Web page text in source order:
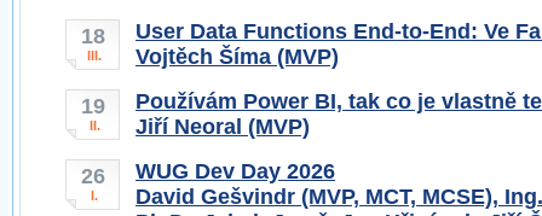
18
III.
User Data Functions End-to-End: Ve
Vojtěch Šíma (MVP)
19
II.
Používám Power BI, tak co je vlastně
Jiří Neoral (MVP)
26
I.
WUG Dev Day 2026
David Gešvindr (MVP, MCT, MCSE),